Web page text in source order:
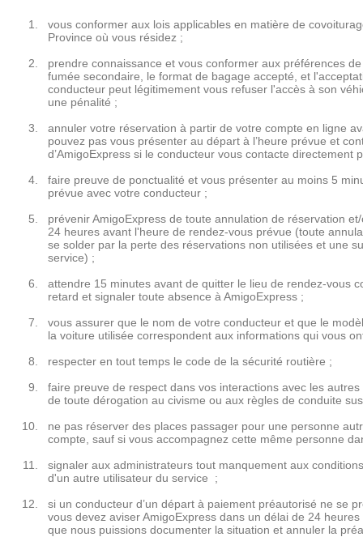
vous conformer aux lois applicables en matière de
Province où vous résidez ;
prendre connaissance et vous conformer aux préférences
fumée secondaire, le format de bagage accepté, et
conducteur peut légitimement vous refuser l'accès à son
une pénalité ;
annuler votre réservation à partir de votre compte en ligne
pouvez pas vous présenter au départ à l’heure prévue et
d’AmigoExpress si le conducteur vous contacte directement
faire preuve de ponctualité et vous présenter au moins 5
prévue avec votre conducteur ;
prévenir AmigoExpress de toute annulation de réservation
24 heures avant l'heure de rendez-vous prévue (toute
se solder par la perte des réservations non utilisées et une
service) ;
attendre 15 minutes avant de quitter le lieu de rendez-vous
retard et signaler toute absence à AmigoExpress ;
vous assurer que le nom de votre conducteur et que le
la voiture utilisée correspondent aux informations qui vous
respecter en tout temps le code de la sécurité routière ;
faire preuve de respect dans vos interactions avec les
de toute dérogation au civisme ou aux règles de conduite
ne pas réserver des places passager pour une personne
compte, sauf si vous accompagnez cette même personne
signaler aux administrateurs tout manquement aux
d'un autre utilisateur du service ;
si un conducteur d’un départ à paiement préautorisé ne se
vous devez aviser AmigoExpress dans un délai de 24
que nous puissions documenter la situation et annuler la